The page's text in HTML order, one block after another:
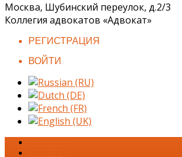
Москва, Шубинский переулок, д.2/3
Коллегия адвокатов «Адвокат»
РЕГИСТРАЦИЯ
ВОЙТИ